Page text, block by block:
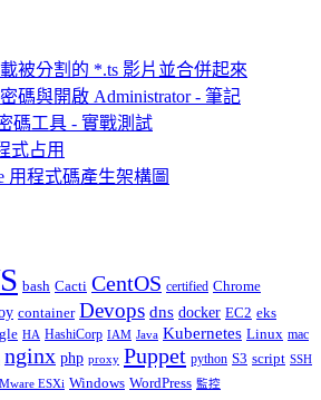
被分割的 *.ts 影片並合併起來
碼與開啟 Administrator - 筆記
碼工具 - 實戰測試
式占用
用程式碼產生架構圖
bash Cacti CentOS certified Chrome
container Devops dns docker EC2 eks
HA HashiCorp IAM Java Kubernetes Linux mac
nginx php proxy Puppet python S3 script SSH
ESXi Windows WordPress 監控